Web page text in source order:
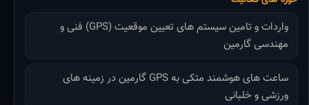
واردات و تامین سیستم های تعیین موقعیت (GPS) فنی و
مهندسی گارمین
ساعت های هوشمند متکی به GPS گارمین در زمینه های
ورزشی و خلبانی